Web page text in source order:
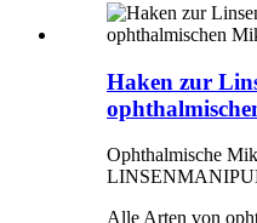
Haken zur
Ophthalmische
Alle Arten von